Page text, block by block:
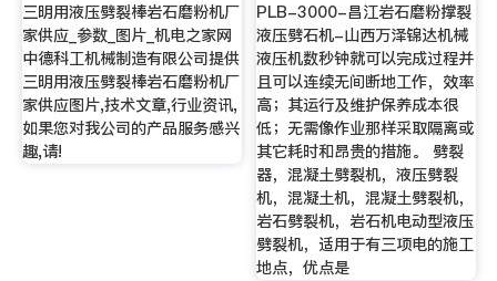
三明用液压劈裂棒岩石磨粉机厂
家供应_参数_图片_机电之家网
中德科工机械制造有限公司提供
三明用液压劈裂棒岩石磨粉机厂
家供应图片,技术文章,行业资讯,
如果您对我公司的产品服务感兴
趣,请!
PLB-3000-昌江岩石磨粉撑裂
液压劈石机-山西万泽锦达机械
液压机数秒钟就可以完成过程并
且可以连续无间断地工作，效率
高；其运行及维护保养成本很
低；无需像作业那样采取隔离或
其它耗时和昂贵的措施。 劈裂
器，混凝土劈裂机，液压劈裂
机，混凝土机，混凝土劈裂机，
岩石劈裂机，岩石机电动型液压
劈裂机，适用于有三项电的施工
地点，优点是